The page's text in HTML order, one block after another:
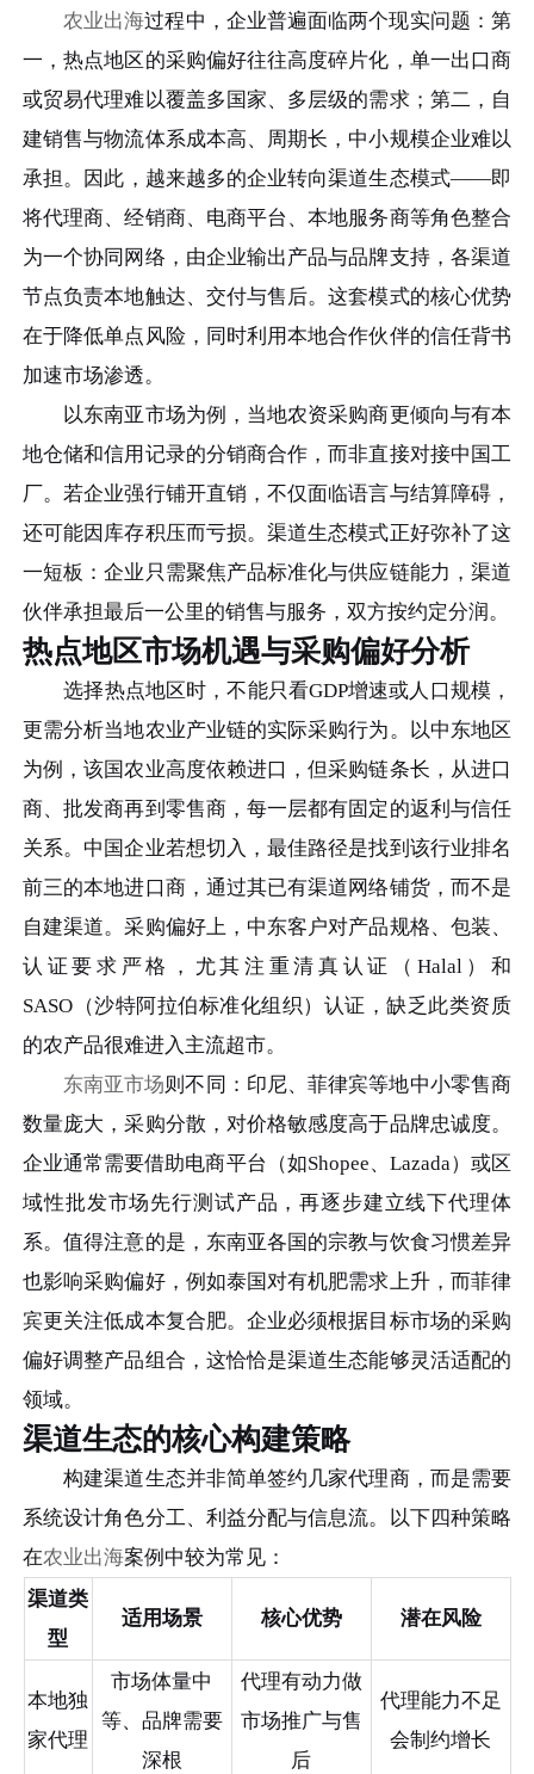
农业出海过程中，企业普遍面临两个现实问题：第
一，热点地区的采购偏好往往高度碎片化，单一出口商
或贸易代理难以覆盖多国家、多层级的需求；第二，自
建销售与物流体系成本高、周期长，中小规模企业难以
承担。因此，越来越多的企业转向渠道生态模式——即
将代理商、经销商、电商平台、本地服务商等角色整合
为一个协同网络，由企业输出产品与品牌支持，各渠道
节点负责本地触达、交付与售后。这套模式的核心优势
在于降低单点风险，同时利用本地合作伙伴的信任背书
加速市场渗透。
以东南亚市场为例，当地农资采购商更倾向与有本
地仓储和信用记录的分销商合作，而非直接对接中国工
厂。若企业强行铺开直销，不仅面临语言与结算障碍，
还可能因库存积压而亏损。渠道生态模式正好弥补了这
一短板：企业只需聚焦产品标准化与供应链能力，渠道
伙伴承担最后一公里的销售与服务，双方按约定分润。
热点地区市场机遇与采购偏好分析
选择热点地区时，不能只看GDP增速或人口规模，
更需分析当地农业产业链的实际采购行为。以中东地区
为例，该国农业高度依赖进口，但采购链条长，从进口
商、批发商再到零售商，每一层都有固定的返利与信任
关系。中国企业若想切入，最佳路径是找到该行业排名
前三的本地进口商，通过其已有渠道网络铺货，而不是
自建渠道。采购偏好上，中东客户对产品规格、包装、
认证要求严格，尤其注重清真认证（Halal）和
SASO（沙特阿拉伯标准化组织）认证，缺乏此类资质
的农产品很难进入主流超市。
东南亚市场则不同：印尼、菲律宾等地中小零售商
数量庞大，采购分散，对价格敏感度高于品牌忠诚度。
企业通常需要借助电商平台（如Shopee、Lazada）或区
域性批发市场先行测试产品，再逐步建立线下代理体
系。值得注意的是，东南亚各国的宗教与饮食习惯差异
也影响采购偏好，例如泰国对有机肥需求上升，而菲律
宾更关注低成本复合肥。企业必须根据目标市场的采购
偏好调整产品组合，这恰恰是渠道生态能够灵活适配的
领域。
渠道生态的核心构建策略
构建渠道生态并非简单签约几家代理商，而是需要
系统设计角色分工、利益分配与信息流。以下四种策略
在农业出海案例中较为常见：
渠道类
型
适用场景 核心优势 潜在风险
本地独
家代理
市场体量中
等、品牌需要
深根
代理有动力做
市场推广与售
后
代理能力不足
会制约增长